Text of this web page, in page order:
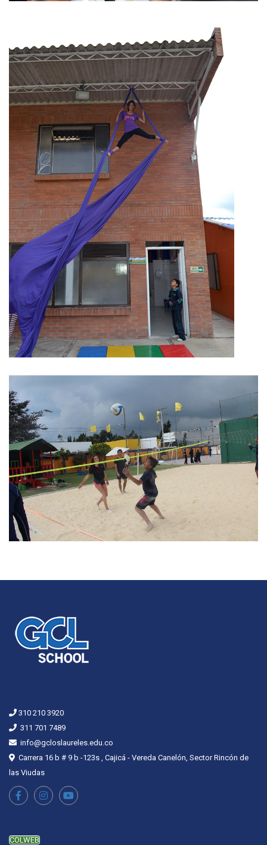
310 210 3920
311 701 7489
info@gcloslaureles.edu.co
Carrera 16 b # 9 b -123s , Cajicá - Vereda Canelón, Sector Rincón de
las Viudas
COLWEB